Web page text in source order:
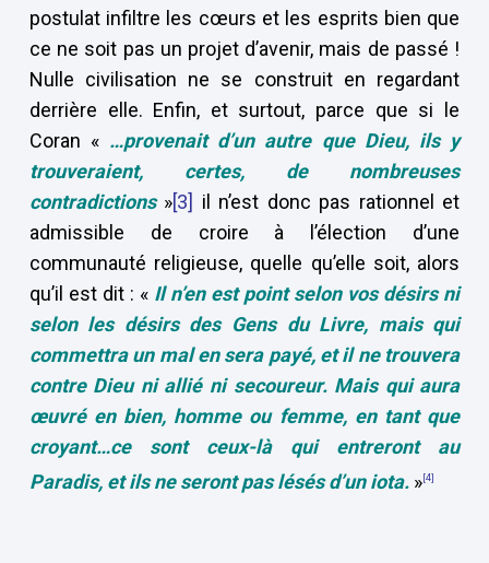
postulat infiltre les cœurs et les esprits bien que
ce ne soit pas un projet d’avenir, mais de passé !
Nulle civilisation ne se construit en regardant
derrière elle. Enfin, et surtout, parce que si le
Coran « …provenait d’un autre que Dieu, ils y
trouveraient, certes, de nombreuses
contradictions »[3] il n’est donc pas rationnel et
admissible de croire à l’élection d’une
communauté religieuse, quelle qu’elle soit, alors
qu’il est dit : « Il n’en est point selon vos désirs ni
selon les désirs des Gens du Livre, mais qui
commettra un mal en sera payé, et il ne trouvera
contre Dieu ni allié ni secoureur. Mais qui aura
œuvré en bien, homme ou femme, en tant que
croyant…ce sont ceux-là qui entreront au
Paradis, et ils ne seront pas lésés d’un iota. » [4]